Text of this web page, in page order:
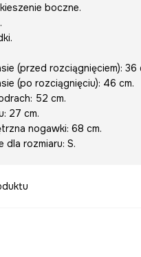
boczne.
(przed rozciągnięciem): 36
(po rozciągnięciu): 46 cm.
52 cm.
27 cm.
nogawki: 68 cm.
dla rozmiaru: S.